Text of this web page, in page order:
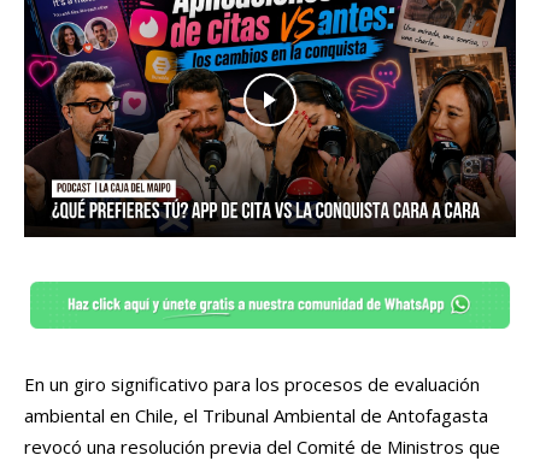
En un giro significativo para los procesos de evaluación
ambiental en Chile, el Tribunal Ambiental de Antofagasta
revocó una resolución previa del Comité de Ministros que